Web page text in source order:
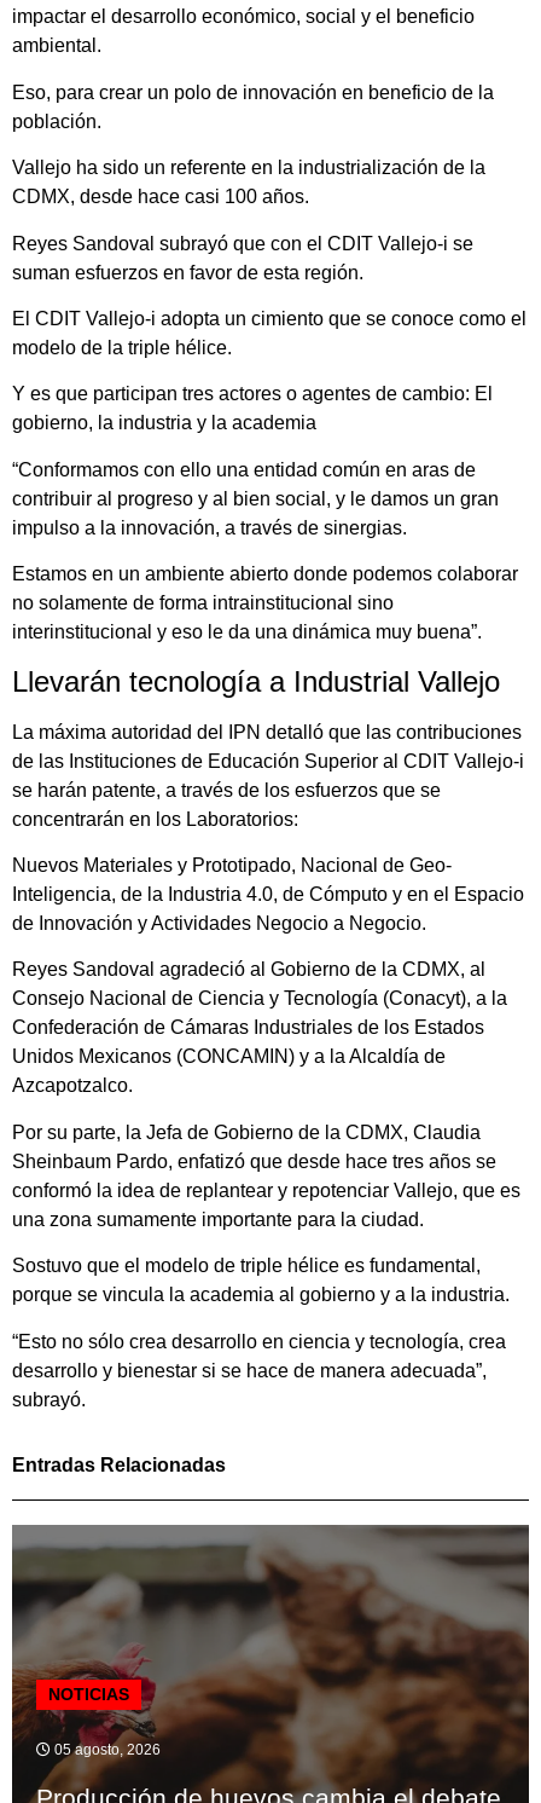
impactar el desarrollo económico, social y el beneficio
ambiental.
Eso, para crear un polo de innovación en beneficio de la
población.
Vallejo ha sido un referente en la industrialización de la
CDMX, desde hace casi 100 años.
Reyes Sandoval subrayó que con el CDIT Vallejo-i se
suman esfuerzos en favor de esta región.
El CDIT Vallejo-i adopta un cimiento que se conoce como el
modelo de la triple hélice.
Y es que participan tres actores o agentes de cambio: El
gobierno, la industria y la academia
“Conformamos con ello una entidad común en aras de
contribuir al progreso y al bien social, y le damos un gran
impulso a la innovación, a través de sinergias.
Estamos en un ambiente abierto donde podemos colaborar
no solamente de forma intrainstitucional sino
interinstitucional y eso le da una dinámica muy buena”.
Llevarán tecnología a Industrial Vallejo
La máxima autoridad del IPN detalló que las contribuciones
de las Instituciones de Educación Superior al CDIT Vallejo-i
se harán patente, a través de los esfuerzos que se
concentrarán en los Laboratorios:
Nuevos Materiales y Prototipado, Nacional de Geo-
Inteligencia, de la Industria 4.0, de Cómputo y en el Espacio
de Innovación y Actividades Negocio a Negocio.
Reyes Sandoval agradeció al Gobierno de la CDMX, al
Consejo Nacional de Ciencia y Tecnología (Conacyt), a la
Confederación de Cámaras Industriales de los Estados
Unidos Mexicanos (CONCAMIN) y a la Alcaldía de
Azcapotzalco.
Por su parte, la Jefa de Gobierno de la CDMX, Claudia
Sheinbaum Pardo, enfatizó que desde hace tres años se
conformó la idea de replantear y repotenciar Vallejo, que es
una zona sumamente importante para la ciudad.
Sostuvo que el modelo de triple hélice es fundamental,
porque se vincula la academia al gobierno y a la industria.
“Esto no sólo crea desarrollo en ciencia y tecnología, crea
desarrollo y bienestar si se hace de manera adecuada”,
subrayó.
Entradas Relacionadas
NOTICIAS
05 agosto, 2026